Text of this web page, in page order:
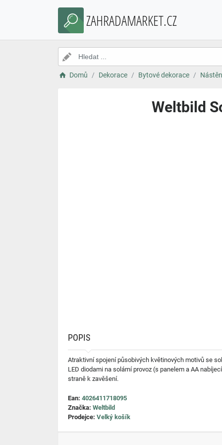
ZAHRADAMARKET.CZ
Domů Dekorace Bytové dekorace
Weltbild
POPIS
Atraktivní spojení působivých květinových motivů se
LED diodami na solární provoz (s panelem a AA
straně k zavěšení.
Ean: 4026411718095
Značka: Weltbild
Prodejce: Velký košík